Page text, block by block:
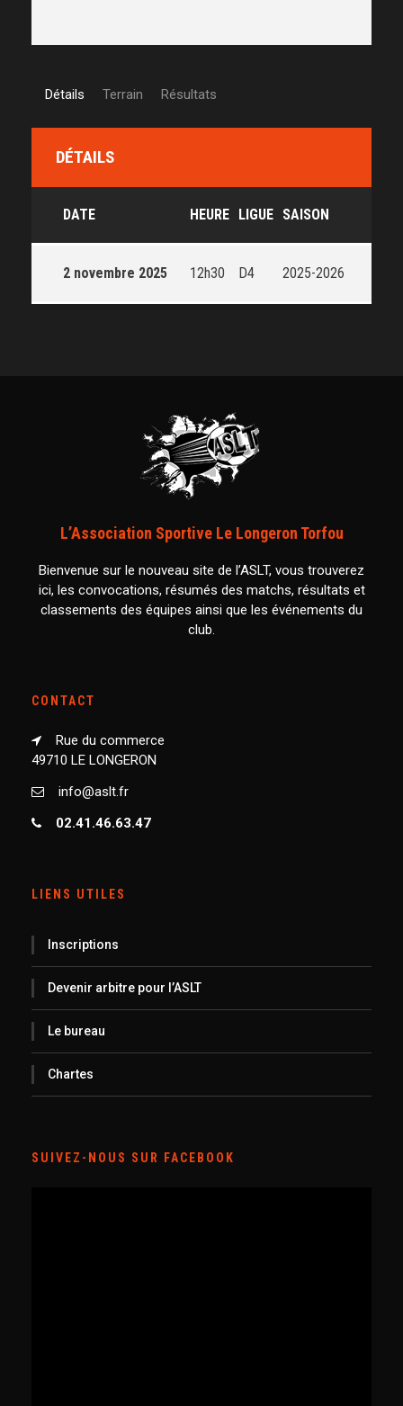
Détails Terrain Résultats
DÉTAILS
DATE HEURE LIGUE SAISON
2 novembre 2025 12h30 D4 2025-2026
L’Association Sportive Le Longeron Torfou
Bienvenue sur le nouveau site de l’ASLT, vous trouverez
ici, les convocations, résumés des matchs, résultats et
classements des équipes ainsi que les événements du
club.
CONTACT
Rue du commerce
49710 LE LONGERON
info@aslt.fr
02.41.46.63.47
LIENS UTILES
Inscriptions
Devenir arbitre pour l’ASLT
Le bureau
Chartes
SUIVEZ-NOUS SUR FACEBOOK